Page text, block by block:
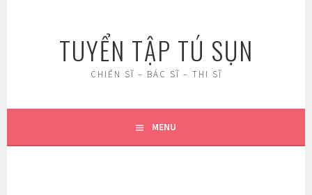
TUYỂN TẬP TÚ SỤN
CHIẾN SĨ – BÁC SĨ – THI SĨ
MENU